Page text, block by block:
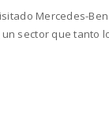
Mercedes-
sector que tanto